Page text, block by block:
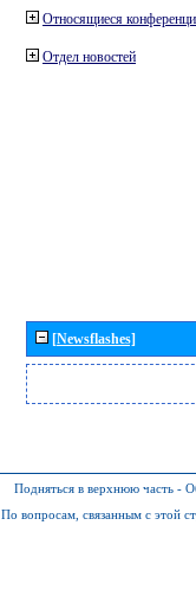
Относящиеся
Отдел новостей
[Newsflashes]
Подняться в верхнюю часть -
По вопросам, связанным с этой